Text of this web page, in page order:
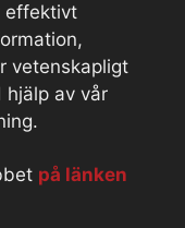
effektivt
vetenskapligt
hjälp av vår
på länken